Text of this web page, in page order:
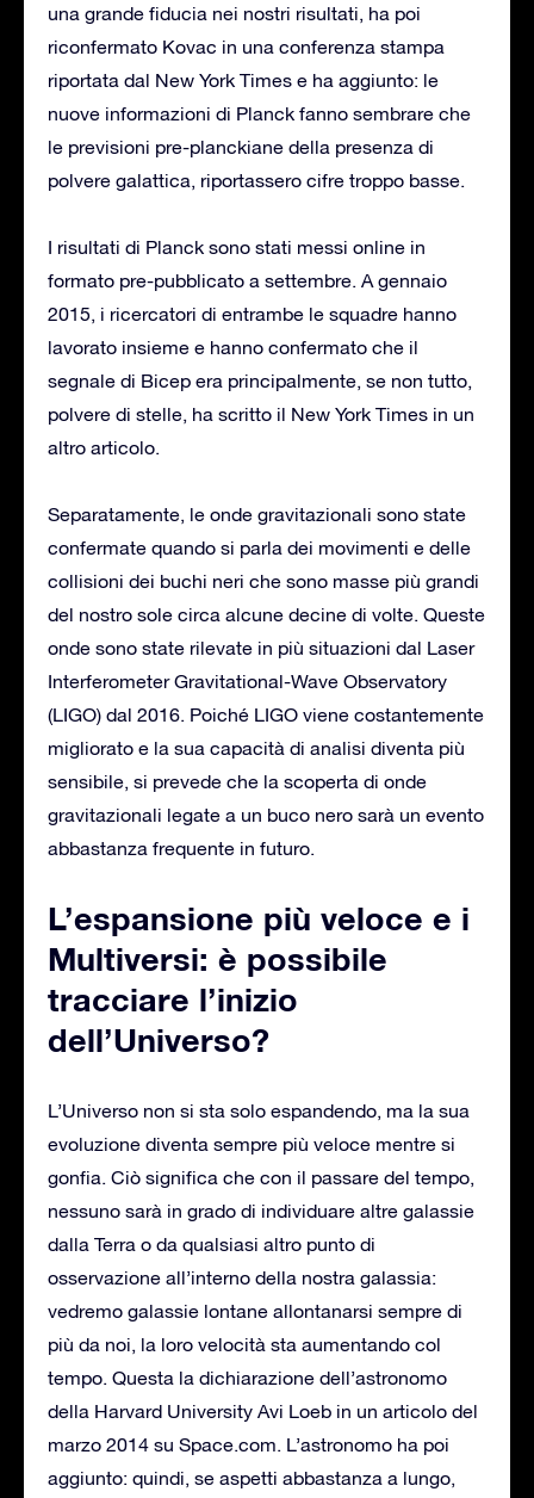
una grande fiducia nei nostri risultati, ha poi
riconfermato Kovac in una conferenza stampa
riportata dal New York Times e ha aggiunto: le
nuove informazioni di Planck fanno sembrare che
le previsioni pre-planckiane della presenza di
polvere galattica, riportassero cifre troppo basse.
I risultati di Planck sono stati messi online in
formato pre-pubblicato a settembre. A gennaio
2015, i ricercatori di entrambe le squadre hanno
lavorato insieme e hanno confermato che il
segnale di Bicep era principalmente, se non tutto,
polvere di stelle, ha scritto il New York Times in un
altro articolo.
Separatamente, le onde gravitazionali sono state
confermate quando si parla dei movimenti e delle
collisioni dei buchi neri che sono masse più grandi
del nostro sole circa alcune decine di volte. Queste
onde sono state rilevate in più situazioni dal Laser
Interferometer Gravitational-Wave Observatory
(LIGO) dal 2016. Poiché LIGO viene costantemente
migliorato e la sua capacità di analisi diventa più
sensibile, si prevede che la scoperta di onde
gravitazionali legate a un buco nero sarà un evento
abbastanza frequente in futuro.
L’espansione più veloce e i
Multiversi: è possibile
tracciare l’inizio
dell’Universo?
L’Universo non si sta solo espandendo, ma la sua
evoluzione diventa sempre più veloce mentre si
gonfia. Ciò significa che con il passare del tempo,
nessuno sarà in grado di individuare altre galassie
dalla Terra o da qualsiasi altro punto di
osservazione all’interno della nostra galassia:
vedremo galassie lontane allontanarsi sempre di
più da noi, la loro velocità sta aumentando col
tempo. Questa la dichiarazione dell’astronomo
della Harvard University Avi Loeb in un articolo del
marzo 2014 su Space.com. L’astronomo ha poi
aggiunto: quindi, se aspetti abbastanza a lungo,